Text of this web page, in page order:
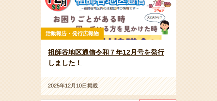
活動報告・発行広報物
祖師谷地区通信令和７年12月号を発行
しました！
2025年12月10日掲載